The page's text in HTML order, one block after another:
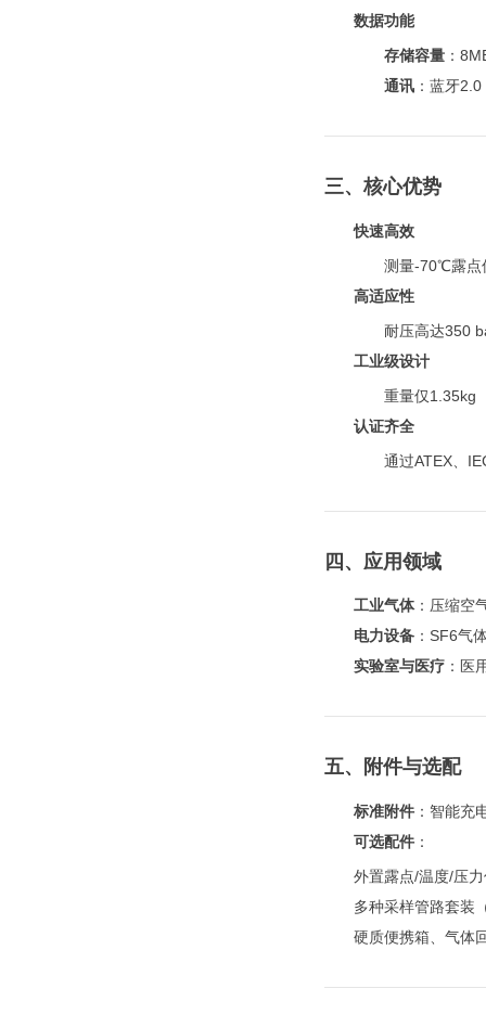
数据功能
存储容量：
通讯：蓝牙2.0
三、核心优势
快速高效
测量-70℃露点
高适应性
耐压高达350
工业级设计
重量仅1.35kg
认证齐全
通过ATEX、
四、应用领域
工业气体：压缩空
电力设备 ：SF6气
实验室与医疗 ：医
五、附件与选配
标准附件 ：智能充
可选配件 ：
外置露点/温度/压
多种采样管路套装
硬质便携箱、气体